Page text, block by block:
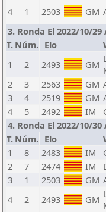
4
1 2503 GM
3. Ronda El 2022/10/29
T. Núm. Elo
1
2 2493 GM
2
3 2563 GM
3
4 2519 GM
4
5 2492 IM
4. Ronda El 2022/10/30
T. Núm. Elo
1
8 2483 IM
2
7 2474 IM
3
1 2503 GM
4
2 2493 GM